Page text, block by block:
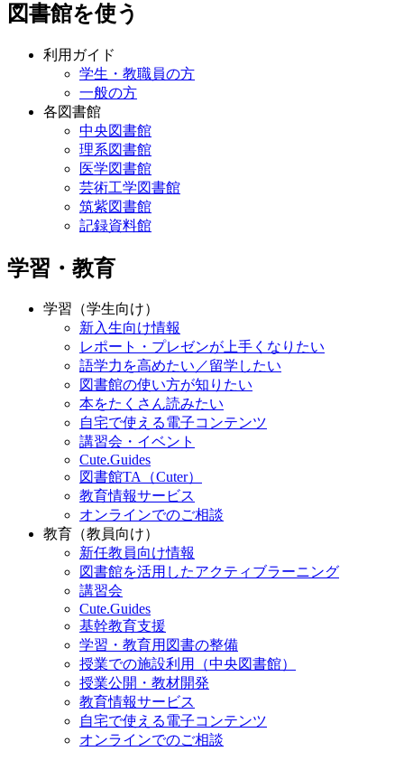
図書館を使う
利用ガイド
学生・教職員の方
一般の方
各図書館
中央図書館
理系図書館
医学図書館
芸術工学図書館
筑紫図書館
記録資料館
学習・教育
学習（学生向け）
新入生向け情報
レポート・プレゼンが上手くなりたい
語学力を高めたい／留学したい
図書館の使い方が知りたい
本をたくさん読みたい
自宅で使える電子コンテンツ
講習会・イベント
Cute.Guides
図書館TA（Cuter）
教育情報サービス
オンラインでのご相談
教育（教員向け）
新任教員向け情報
図書館を活用したアクティブラーニング
講習会
Cute.Guides
基幹教育支援
学習・教育用図書の整備
授業での施設利用（中央図書館）
授業公開・教材開発
教育情報サービス
自宅で使える電子コンテンツ
オンラインでのご相談